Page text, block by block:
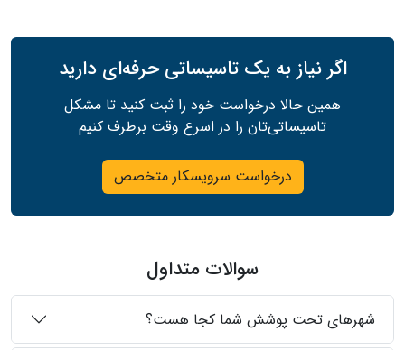
اگر نیاز به یک تاسیساتی حرفه‌ای دارید
همین حالا درخواست خود را ثبت کنید تا مشکل
تاسیساتی‌تان را در اسرع وقت برطرف کنیم
درخواست سرویسکار متخصص
سوالات متداول
شهرهای تحت پوشش شما کجا هست؟